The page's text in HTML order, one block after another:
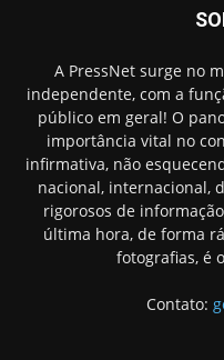
A PressNet surge no
independente, com a
público em geral! O
importância vital no
infirmativa, não
nacional, internacional,
rigorosos de
última hora, de forma
fotografias, é
Contato: